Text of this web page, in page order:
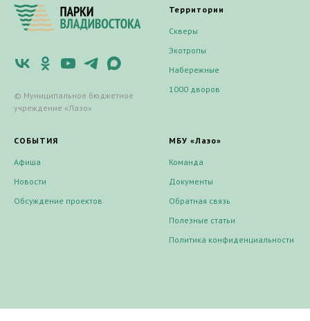
© Муниципальное бюджетное
учреждение «Лазо»
Территории
Скверы
Экотропы
Набережные
1000 дворов
СОБЫТИЯ
Афиша
Новости
Обсуждение проектов
МБУ «Лазо»
Команда
Документы
Обратная связь
Полезные статьи
Политика конфиденциальности